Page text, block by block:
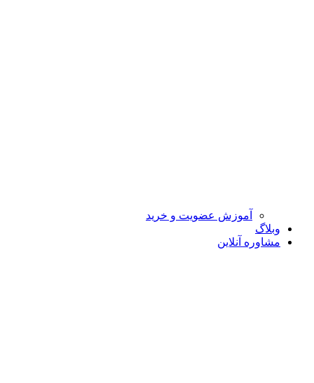
آموزش عضویت و خرید
وبلاگ
مشاوره آنلاین